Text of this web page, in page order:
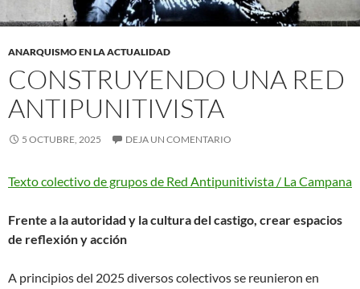
ANARQUISMO EN LA ACTUALIDAD
CONSTRUYENDO UNA RED
ANTIPUNITIVISTA
5 OCTUBRE, 2025 DEJA UN COMENTARIO
Texto colectivo de grupos de Red Antipunitivista / La Campana
Frente a la autoridad y la cultura del castigo, crear espacios
de reflexión y acción
A principios del 2025 diversos colectivos se reunieron en